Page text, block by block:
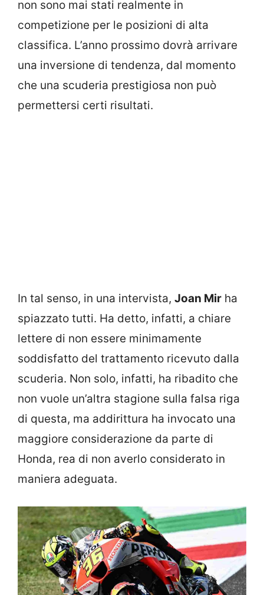
non sono mai stati realmente in
competizione per le posizioni di alta
classifica. L’anno prossimo dovrà arrivare
una inversione di tendenza, dal momento
che una scuderia prestigiosa non può
permettersi certi risultati.
In tal senso, in una intervista, Joan Mir ha
spiazzato tutti. Ha detto, infatti, a chiare
lettere di non essere minimamente
soddisfatto del trattamento ricevuto dalla
scuderia. Non solo, infatti, ha ribadito che
non vuole un’altra stagione sulla falsa riga
di questa, ma addirittura ha invocato una
maggiore considerazione da parte di
Honda, rea di non averlo considerato in
maniera adeguata.